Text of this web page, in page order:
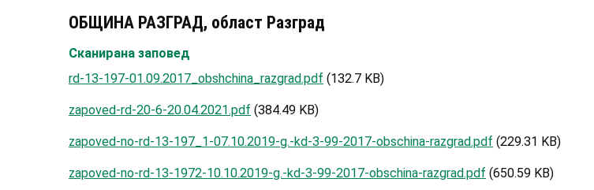
ОБЩИНА РАЗГРАД, област Разград
Сканирана заповед
rd-13-197-01.09.2017_obshchina_razgrad.pdf (132.7 KB)
zapoved-rd-20-6-20.04.2021.pdf (384.49 KB)
zapoved-no-rd-13-197_1-07.10.2019-g.-kd-3-99-2017-obschina-razgrad.pdf (229.31 KB)
zapoved-no-rd-13-1972-10.10.2019-g.-kd-3-99-2017-obschina-razgrad.pdf (650.59 KB)